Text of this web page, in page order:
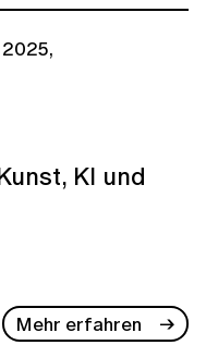
KI und
Mehr erfahren